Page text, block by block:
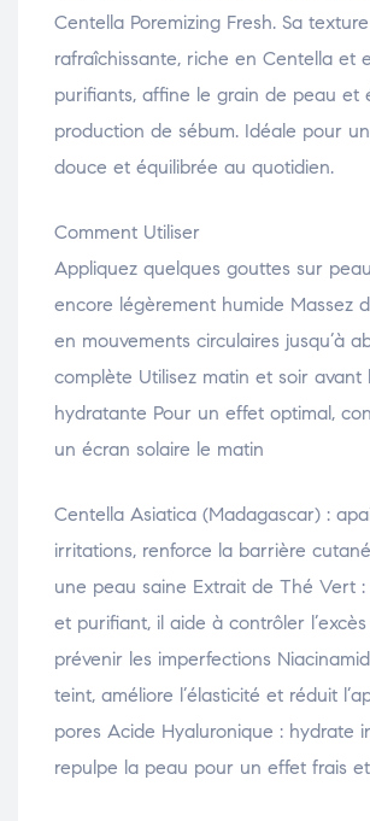
Centella Poremizing Fresh. Sa
rafraîchissante, riche en Centella et
purifiants, affine le grain de peau et
production de sébum. Idéale pour
douce et équilibrée au quotidien.
Comment Utiliser
Appliquez quelques gouttes sur
encore légèrement humide Massez
en mouvements circulaires jusqu’à
complète Utilisez matin et soir avant
hydratante Pour un effet optimal,
un écran solaire le matin
Centella Asiatica (Madagascar) :
irritations, renforce la barrière
une peau saine Extrait de Thé Vert
et purifiant, il aide à contrôler
prévenir les imperfections
teint, améliore l’élasticité et réduit
pores Acide Hyaluronique : hydrate
repulpe la peau pour un effet frais